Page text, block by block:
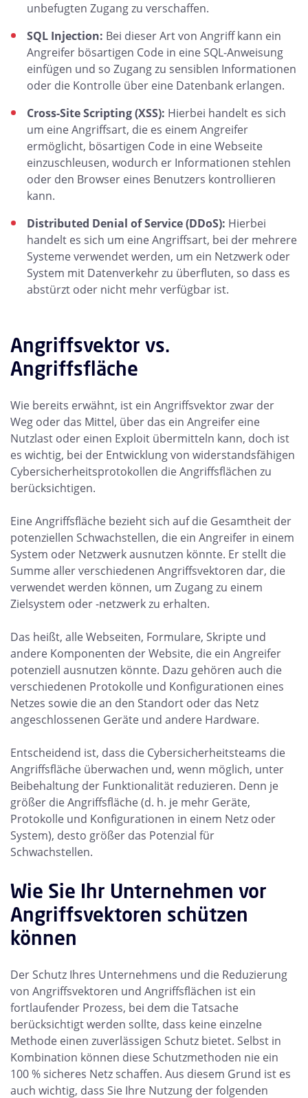
unbefugten Zugang zu verschaffen.
SQL Injection: Bei dieser Art von Angriff kann ein
Angreifer bösartigen Code in eine SQL-Anweisung
einfügen und so Zugang zu sensiblen Informationen
oder die Kontrolle über eine Datenbank erlangen.
Cross-Site Scripting (XSS): Hierbei handelt es sich
um eine Angriffsart, die es einem Angreifer
ermöglicht, bösartigen Code in eine Webseite
einzuschleusen, wodurch er Informationen stehlen
oder den Browser eines Benutzers kontrollieren
kann.
Distributed Denial of Service (DDoS): Hierbei
handelt es sich um eine Angriffsart, bei der mehrere
Systeme verwendet werden, um ein Netzwerk oder
System mit Datenverkehr zu überfluten, so dass es
abstürzt oder nicht mehr verfügbar ist.
Angriffsvektor vs.
Angriffsfläche
Wie bereits erwähnt, ist ein Angriffsvektor zwar der
Weg oder das Mittel, über das ein Angreifer eine
Nutzlast oder einen Exploit übermitteln kann, doch ist
es wichtig, bei der Entwicklung von widerstandsfähigen
Cybersicherheitsprotokollen die Angriffsflächen zu
berücksichtigen.
Eine Angriffsfläche bezieht sich auf die Gesamtheit der
potenziellen Schwachstellen, die ein Angreifer in einem
System oder Netzwerk ausnutzen könnte. Er stellt die
Summe aller verschiedenen Angriffsvektoren dar, die
verwendet werden können, um Zugang zu einem
Zielsystem oder -netzwerk zu erhalten.
Das heißt, alle Webseiten, Formulare, Skripte und
andere Komponenten der Website, die ein Angreifer
potenziell ausnutzen könnte. Dazu gehören auch die
verschiedenen Protokolle und Konfigurationen eines
Netzes sowie die an den Standort oder das Netz
angeschlossenen Geräte und andere Hardware.
Entscheidend ist, dass die Cybersicherheitsteams die
Angriffsfläche überwachen und, wenn möglich, unter
Beibehaltung der Funktionalität reduzieren. Denn je
größer die Angriffsfläche (d. h. je mehr Geräte,
Protokolle und Konfigurationen in einem Netz oder
System), desto größer das Potenzial für
Schwachstellen.
Wie Sie Ihr Unternehmen vor
Angriffsvektoren schützen
können
Der Schutz Ihres Unternehmens und die Reduzierung
von Angriffsvektoren und Angriffsflächen ist ein
fortlaufender Prozess, bei dem die Tatsache
berücksichtigt werden sollte, dass keine einzelne
Methode einen zuverlässigen Schutz bietet. Selbst in
Kombination können diese Schutzmethoden nie ein
100 % sicheres Netz schaffen. Aus diesem Grund ist es
auch wichtig, dass Sie Ihre Nutzung der folgenden